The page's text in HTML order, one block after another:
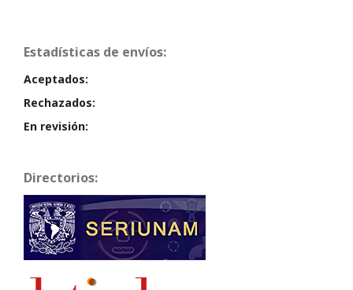
Estadísticas de envíos:
Aceptados:
Rechazados:
En revisión:
Directorios: